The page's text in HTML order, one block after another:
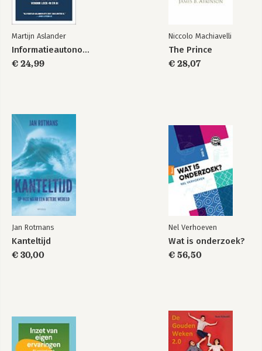
19. Met de bus door het land
20. Nee hoor, dat is niet zo lastig
21. Götterdämmerung
22. Onverhoeds en weloverwogen
23. Bloemenfeest in Venlo
24. Buma door de woestijn
Slot
Epiloog
Bronnen en achtergronden
Personenregister
Martijn Aslander
Informatieautonomie
€ 24,99
Niccolo Machiavelli
The Prince
€ 28,07
Jan Rotmans
Kanteltijd
€ 30,00
Nel Verhoeven
Wat is onderzoek?
€ 56,50